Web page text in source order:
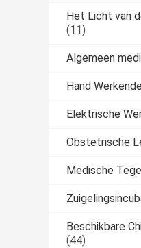
Het Licht van
(11)
Algemeen
Hand
Elektrische
Obstetrische
Medische
Beschikbare
(44)